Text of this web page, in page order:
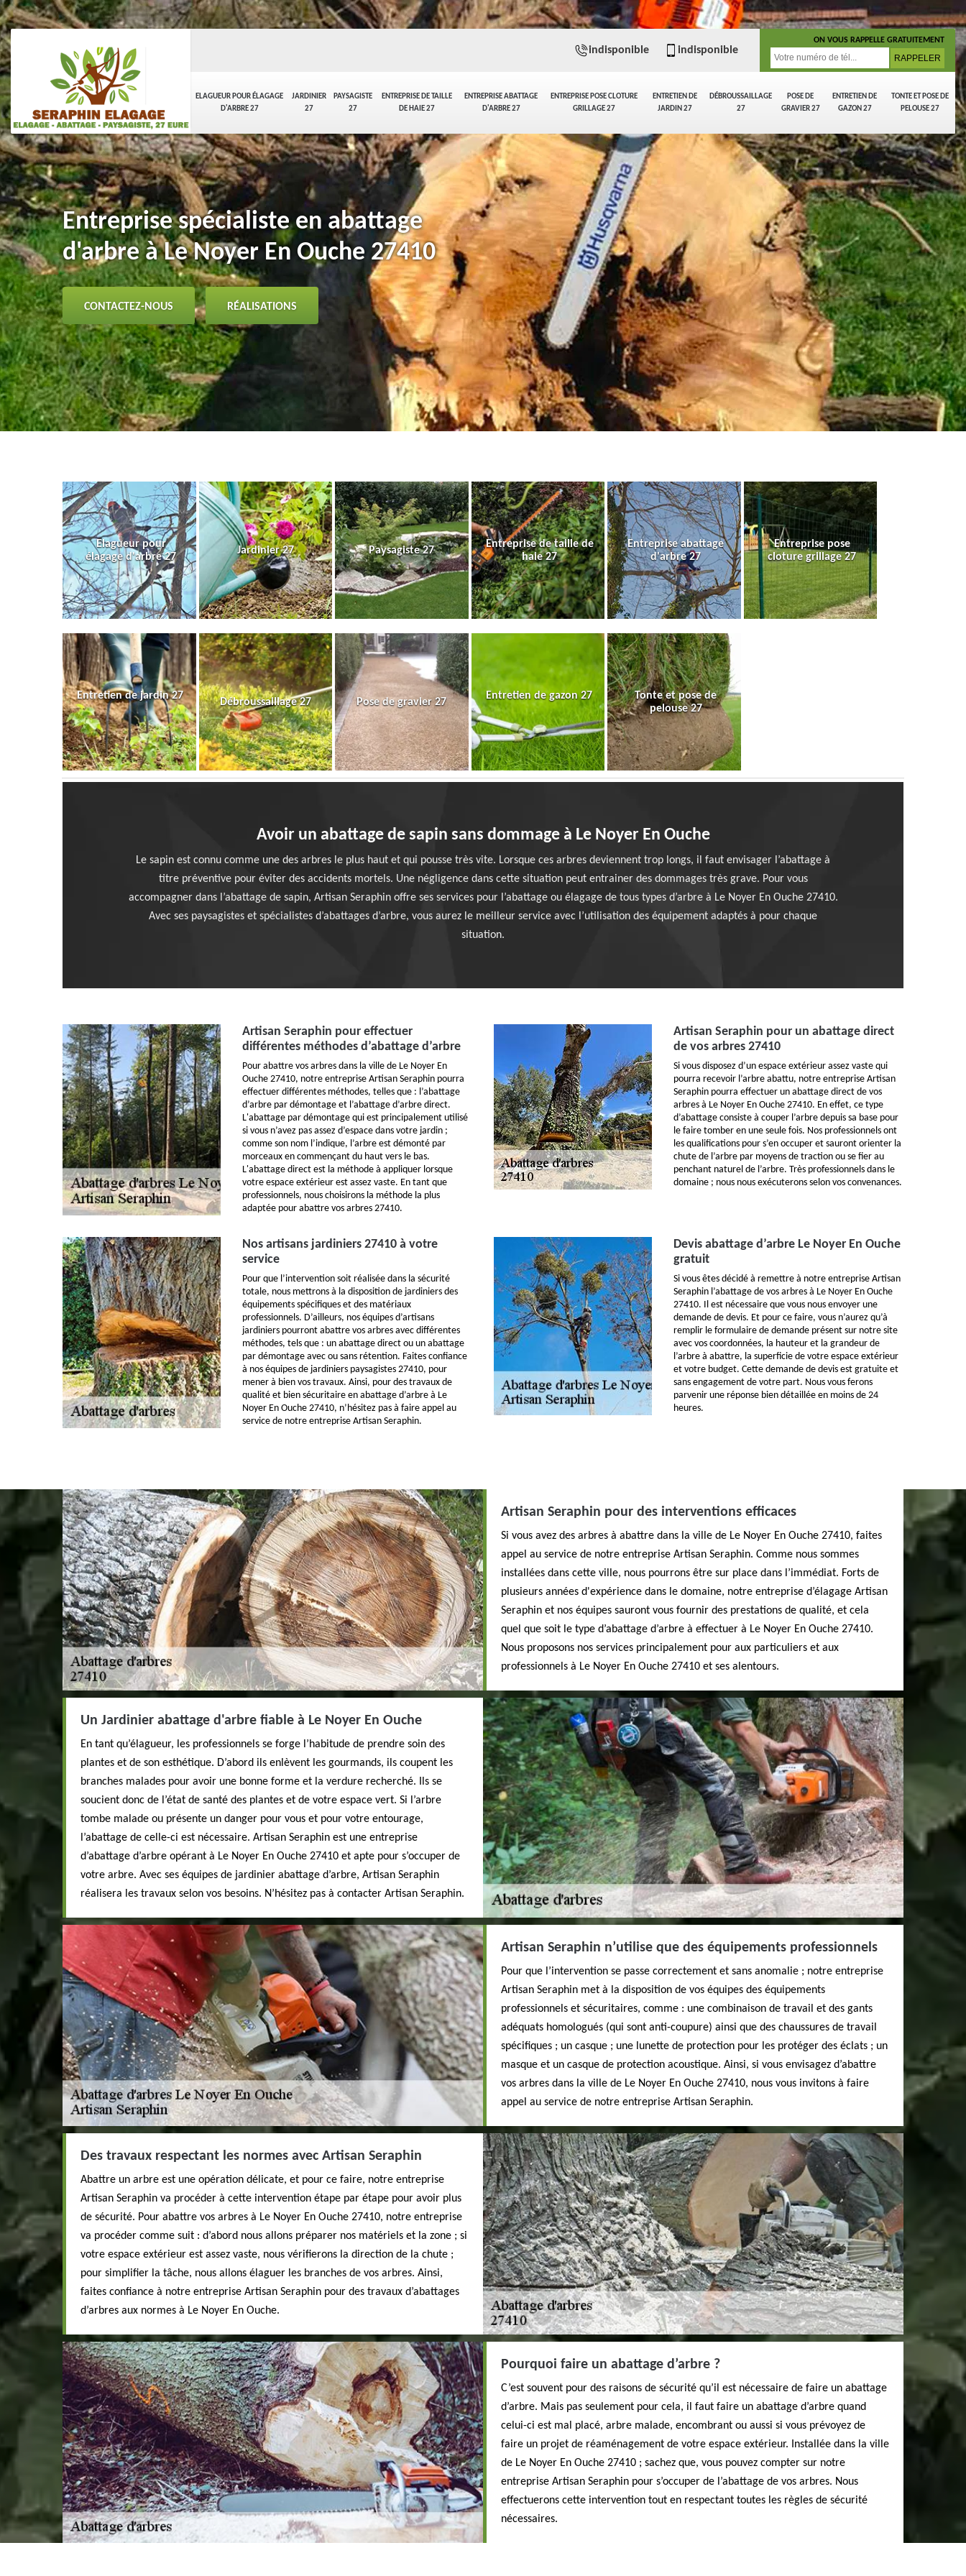
ELAGUEUR POUR ÉLAGAGE
D'ARBRE 27
JARDINIER
27
PAYSAGISTE
27
ENTREPRISE DE TAILLE
DE HAIE 27
ENTREPRISE ABATTAGE
D'ARBRE 27
ENTREPRISE POSE CLOTURE
GRILLAGE 27
ENTRETIEN DE
JARDIN 27
DÉBROUSSAILLAGE
27
POSE DE
GRAVIER 27
ENTRETIEN DE
GAZON 27
TONTE ET POSE DE
PELOUSE 27
indisponible indisponible
ON VOUS RAPPELLE GRATUITEMENT
Entreprise spécialiste en abattage
d'arbre à Le Noyer En Ouche 27410
CONTACTEZ-NOUS RÉALISATIONS
Elagueur pour
élagage d'arbre 27
Jardinier 27 Paysagiste 27
Entreprise de taille de
haie 27
Entreprise abattage
d'arbre 27
Entreprise pose
cloture grillage 27
Entretien de jardin 27
Débroussaillage 27 Pose de gravier 27
Entretien de gazon 27
Tonte et pose de
pelouse 27
Avoir un abattage de sapin sans dommage à Le Noyer En Ouche
Le sapin est connu comme une des arbres le plus haut et qui pousse très vite. Lorsque ces arbres deviennent trop longs, il faut envisager l’abattage à
titre préventive pour éviter des accidents mortels. Une négligence dans cette situation peut entrainer des dommages très grave. Pour vous
accompagner dans l’abattage de sapin, Artisan Seraphin offre ses services pour l’abattage ou élagage de tous types d’arbre à Le Noyer En Ouche 27410.
Avec ses paysagistes et spécialistes d’abattages d’arbre, vous aurez le meilleur service avec l’utilisation des équipement adaptés à pour chaque
situation.
Artisan Seraphin pour effectuer
différentes méthodes d’abattage d’arbre
Pour abattre vos arbres dans la ville de Le Noyer En
Ouche 27410, notre entreprise Artisan Seraphin pourra
effectuer différentes méthodes, telles que : l’abattage
d’arbre par démontage et l’abattage d’arbre direct.
L'abattage par démontage qui est principalement utilisé
si vous n’avez pas assez d’espace dans votre jardin ;
comme son nom l’indique, l’arbre est démonté par
morceaux en commençant du haut vers le bas.
L'abattage direct est la méthode à appliquer lorsque
votre espace extérieur est assez vaste. En tant que
professionnels, nous choisirons la méthode la plus
adaptée pour abattre vos arbres 27410.
Artisan Seraphin pour un abattage direct
de vos arbres 27410
Si vous disposez d’un espace extérieur assez vaste qui
pourra recevoir l’arbre abattu, notre entreprise Artisan
Seraphin pourra effectuer un abattage direct de vos
arbres à Le Noyer En Ouche 27410. En effet, ce type
d’abattage consiste à couper l’arbre depuis sa base pour
le faire tomber en une seule fois. Nos professionnels ont
les qualifications pour s’en occuper et sauront orienter la
chute de l’arbre par moyens de traction ou se fier au
penchant naturel de l’arbre. Très professionnels dans le
domaine ; nous nous exécuterons selon vos convenances.
Nos artisans jardiniers 27410 à votre
service
Pour que l’intervention soit réalisée dans la sécurité
totale, nous mettrons à la disposition de jardiniers des
équipements spécifiques et des matériaux
professionnels. D’ailleurs, nos équipes d’artisans
jardiniers pourront abattre vos arbres avec différentes
méthodes, tels que : un abattage direct ou un abattage
par démontage avec ou sans rétention. Faites confiance
à nos équipes de jardiniers paysagistes 27410, pour
mener à bien vos travaux. Ainsi, pour des travaux de
qualité et bien sécuritaire en abattage d’arbre à Le
Noyer En Ouche 27410, n’hésitez pas à faire appel au
service de notre entreprise Artisan Seraphin.
Devis abattage d’arbre Le Noyer En Ouche
gratuit
Si vous êtes décidé à remettre à notre entreprise Artisan
Seraphin l’abattage de vos arbres à Le Noyer En Ouche
27410. Il est nécessaire que vous nous envoyer une
demande de devis. Et pour ce faire, vous n’aurez qu’à
remplir le formulaire de demande présent sur notre site
avec vos coordonnées, la hauteur et la grandeur de
l’arbre à abattre, la superficie de votre espace extérieur
et votre budget. Cette demande de devis est gratuite et
sans engagement de votre part. Nous vous ferons
parvenir une réponse bien détaillée en moins de 24
heures.
Artisan Seraphin pour des interventions efficaces
Si vous avez des arbres à abattre dans la ville de Le Noyer En Ouche 27410, faites
appel au service de notre entreprise Artisan Seraphin. Comme nous sommes
installées dans cette ville, nous pourrons être sur place dans l’immédiat. Forts de
plusieurs années d'expérience dans le domaine, notre entreprise d’élagage Artisan
Seraphin et nos équipes sauront vous fournir des prestations de qualité, et cela
quel que soit le type d’abattage d’arbre à effectuer à Le Noyer En Ouche 27410.
Nous proposons nos services principalement pour aux particuliers et aux
professionnels à Le Noyer En Ouche 27410 et ses alentours.
Un Jardinier abattage d'arbre fiable à Le Noyer En Ouche
En tant qu’élagueur, les professionnels se forge l’habitude de prendre soin des
plantes et de son esthétique. D’abord ils enlèvent les gourmands, ils coupent les
branches malades pour avoir une bonne forme et la verdure recherché. Ils se
soucient donc de l’état de santé des plantes et de votre espace vert. Si l’arbre
tombe malade ou présente un danger pour vous et pour votre entourage,
l’abattage de celle-ci est nécessaire. Artisan Seraphin est une entreprise
d’abattage d’arbre opérant à Le Noyer En Ouche 27410 et apte pour s’occuper de
votre arbre. Avec ses équipes de jardinier abattage d’arbre, Artisan Seraphin
réalisera les travaux selon vos besoins. N’hésitez pas à contacter Artisan Seraphin.
Artisan Seraphin n’utilise que des équipements professionnels
Pour que l’intervention se passe correctement et sans anomalie ; notre entreprise
Artisan Seraphin met à la disposition de vos équipes des équipements
professionnels et sécuritaires, comme : une combinaison de travail et des gants
adéquats homologués (qui sont anti-coupure) ainsi que des chaussures de travail
spécifiques ; un casque ; une lunette de protection pour les protéger des éclats ; un
masque et un casque de protection acoustique. Ainsi, si vous envisagez d’abattre
vos arbres dans la ville de Le Noyer En Ouche 27410, nous vous invitons à faire
appel au service de notre entreprise Artisan Seraphin.
Des travaux respectant les normes avec Artisan Seraphin
Abattre un arbre est une opération délicate, et pour ce faire, notre entreprise
Artisan Seraphin va procéder à cette intervention étape par étape pour avoir plus
de sécurité. Pour abattre vos arbres à Le Noyer En Ouche 27410, notre entreprise
va procéder comme suit : d’abord nous allons préparer nos matériels et la zone ; si
votre espace extérieur est assez vaste, nous vérifierons la direction de la chute ;
pour simplifier la tâche, nous allons élaguer les branches de vos arbres. Ainsi,
faites confiance à notre entreprise Artisan Seraphin pour des travaux d’abattages
d’arbres aux normes à Le Noyer En Ouche.
Pourquoi faire un abattage d’arbre ?
C’est souvent pour des raisons de sécurité qu’il est nécessaire de faire un abattage
d’arbre. Mais pas seulement pour cela, il faut faire un abattage d’arbre quand
celui-ci est mal placé, arbre malade, encombrant ou aussi si vous prévoyez de
faire un projet de réaménagement de votre espace extérieur. Installée dans la ville
de Le Noyer En Ouche 27410 ; sachez que, vous pouvez compter sur notre
entreprise Artisan Seraphin pour s’occuper de l’abattage de vos arbres. Nous
effectuerons cette intervention tout en respectant toutes les règles de sécurité
nécessaires.